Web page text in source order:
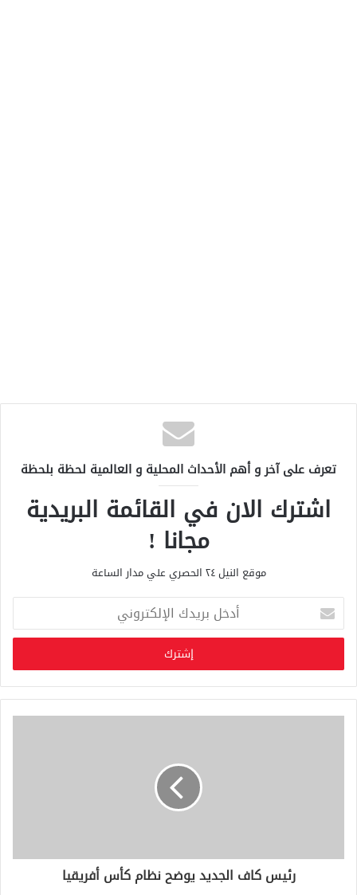
تعرف على آخر و أهم الأحداث المحلية و العالمية لحظة بلحظة
اشترك الان في القائمة البريدية
مجانا !
موقع النيل ٢٤ الحصري علي مدار الساعة
خ
ب
ر
ي
د
ر
رئيس كاف الجديد يوضح نظام كأس أفريقيا